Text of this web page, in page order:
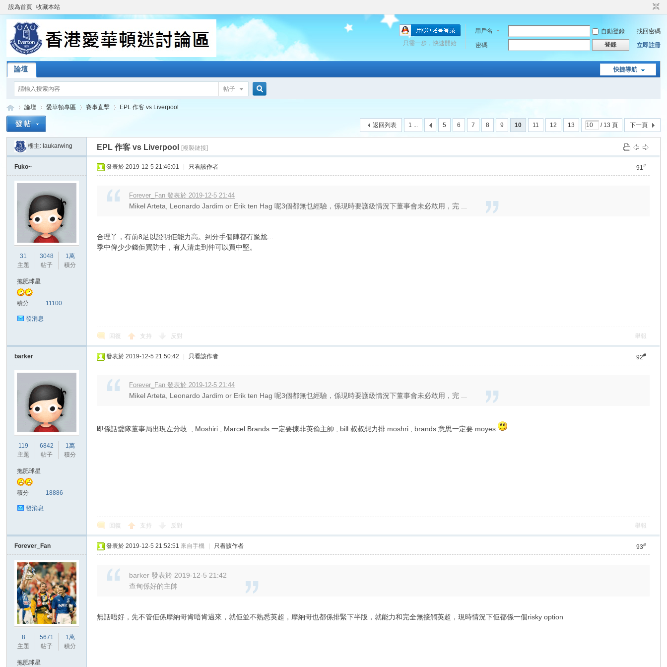
設為首頁 收藏本站
用戶名 自動登錄
找回密碼
密碼
登錄 立即註冊
只需一步，快速開始
快捷導航
論壇
帖子
愛
»
論壇
›
愛華頓專區 賽事直擊
›
EPL 作客 vs Liverpool
1 ... 5 6 7 8 9 10 11 12 13 / 13 頁 下一頁
返回列表
樓主: laukarwing EPL 作客 vs Liverpool [複製鏈接]
Fuko~
31
主題
3048
帖子
1萬
積分
拖肥球星
積分 11100
發消息
91#
發表於 2019-12-5 21:46:01 只看該作者
Forever_Fan 發表於 2019-12-5 21:44
Mikel Arteta, Leonardo Jardim or Erik ten Hag 呢3個都無乜經驗，係現時要護級情況下董事會未必敢用，完 ...
合理丫，有前8足以證明佢能力高。到分手個陣都冇尷尬...
季中俾少少錢佢買防中，有人清走到仲可以買中堅。
回復 支持 反對 舉報
barker
119
主題
6842
帖子
1萬
積分
拖肥球星
積分 18886
發消息
92#
發表於 2019-12-5 21:50:42 只看該作者
Forever_Fan 發表於 2019-12-5 21:44
Mikel Arteta, Leonardo Jardim or Erik ten Hag 呢3個都無乜經驗，係現時要護級情況下董事會未必敢用，完 ...
即係話愛隊董事局出現左分歧 , Moshiri , Marcel Brands 一定要揀非英倫主帥 , bill 叔叔想力排 moshri , brands 意思一定要 moyes
回復 支持 反對 舉報
Forever_Fan
8
主題
5671
帖子
1萬
積分
拖肥球星
93#
發表於 2019-12-5 21:52:51 來自手機 只看該作者
barker 發表於 2019-12-5 21:42
查甸係好的主帥
無話唔好，先不管佢係摩納哥肯唔肯過來，就佢並不熟悉英超，摩納哥也都係排緊下半版，就能力和完全無接觸英超，現時情況下佢都係一個risky option